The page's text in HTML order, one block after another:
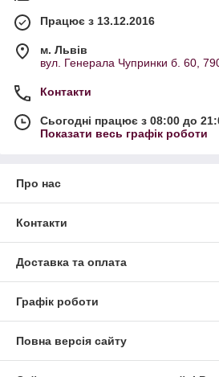
Працює з 13.12.2016
м. Львів
вул. Генерала Чупринки б. 60,
Контакти
Сьогодні працює з 08:00 до
Показати весь графік роботи
Про нас
Контакти
Доставка та оплата
Графік роботи
Повна версія сайту